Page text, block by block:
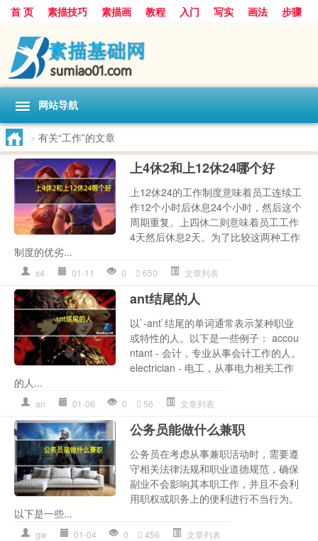
首 页 素描技巧 素描画 教程 入门 写实 画法
步骤
基础
超写实
网站导航
> 有关“工作”的文章
上4休2和上12休24哪个好
上12休24的工作制度意味着员工连续工
作12个小时后休息24个小时，然后这个
周期重复。上四休二则意味着员工工作
4天然后休息2天。为了比较这两种工作
制度的优劣...
s4 01-11 0 650 文章列表
ant结尾的人
以`-ant`结尾的单词通常表示某种职业
或特性的人。以下是一些例子： accou
ntant - 会计，专业从事会计工作的人。
electrician - 电工，从事电力相关工作
的人...
an 01-06 0 56 文章列表
公务员能做什么兼职
公务员在考虑从事兼职活动时，需要遵
守相关法律法规和职业道德规范，确保
副业不会影响其本职工作，并且不会利
用职权或职务上的便利进行不当行为。
以下是一些...
gw 01-04 0 456 文章列表